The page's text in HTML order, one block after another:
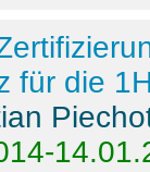
für die